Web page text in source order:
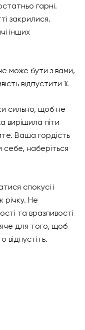
гарні.
закрилися.
інших
може бути з вами,
відпустити її.
сильно, щоб не
вирішила піти
Ваша гордість
наберіться
спокусі і
річку. Не
та вразливості
для того, щоб
відпустіть.